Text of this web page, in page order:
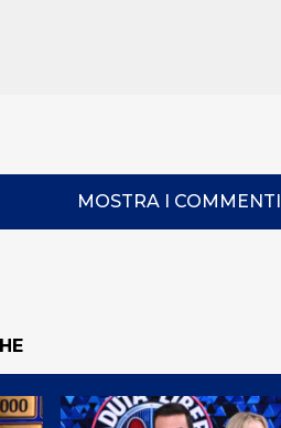
MOSTRA I COMMENTI